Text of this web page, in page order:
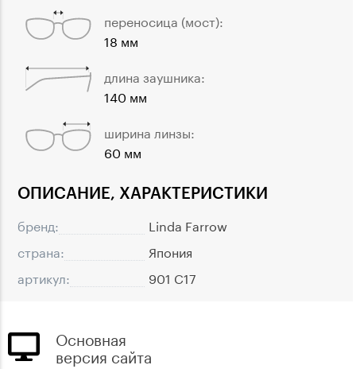
ОПИСАНИЕ, ХАРАКТЕРИСТИКИ
бренд:
Linda Farrow
страна:
Япония
артикул:
901 C17
переносица (мост):
18 мм
длина заушника:
140 мм
ширина линзы:
60 мм
Основная
версия сайта